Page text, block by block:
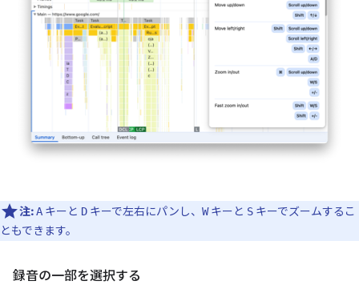
注:A キーと D キーで左右にパンし、 Wキーと S キーでズームするこ
ともできます。
録音の一部を選択する